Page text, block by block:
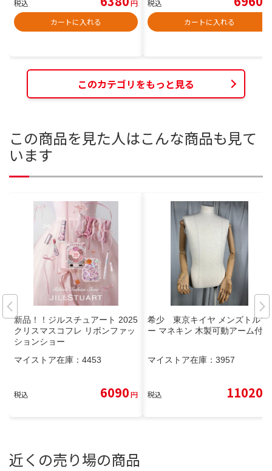
税込
円
カートに入れる
税込
カートに入れる
このカテゴリをもっと見る
この商品を見た人はこんな商品も見て
います
新品！！ジルスチュアート 2025
クリスマスコフレ リボンファッ
ションショー
マイストア在庫： 4453
税込 6090円
希少 東京キイヤ メンズトルソ
ー マネキン 木製可動アーム付
マイストア在庫： 3957
税込 11020
近くの売り場の商品